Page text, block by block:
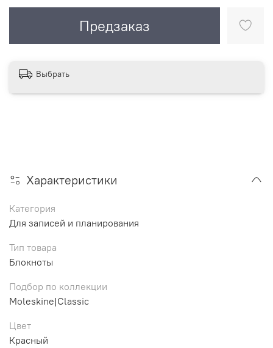
Предзаказ
Выбрать
Характеристики
Категория
Для записей и планирования
Тип товара
Блокноты
Подбор по коллекции
Moleskine|Classic
Цвет
Красный